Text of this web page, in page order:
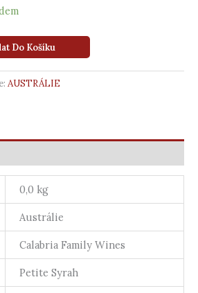
Do Košíku
AUSTRÁLIE
0,0 kg
Austrálie
Calabria Family Wines
Petite Syrah